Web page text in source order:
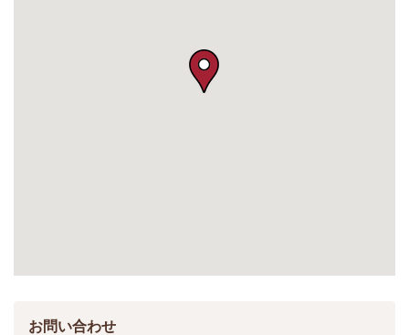
お問い合わせ